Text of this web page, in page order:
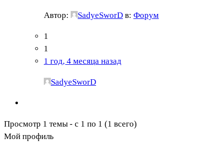
Автор: SadyeSworD в: Форум
1
1
1 год, 4 месяца назад
SadyeSworD
Просмотр 1 темы - с 1 по 1 (1 всего)
Мой профиль